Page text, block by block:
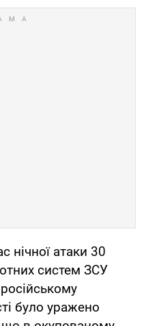
нічної атаки 30
систем ЗСУ
було уражено